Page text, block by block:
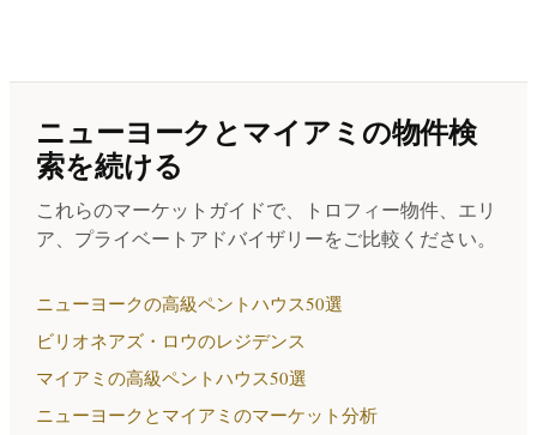
ニューヨークとマイアミの物件検
索を続ける
これらのマーケットガイドで、トロフィー物件、エリ
ア、プライベートアドバイザリーをご比較ください。
ニューヨークの高級ペントハウス50選
ビリオネアズ・ロウのレジデンス
マイアミの高級ペントハウス50選
ニューヨークとマイアミのマーケット分析